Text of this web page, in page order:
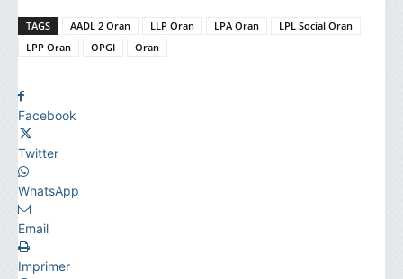
TAGS AADL 2 Oran LLP Oran LPA Oran
LPL Social Oran
LPP Oran
OPGI Oran
Facebook
Twitter
WhatsApp
Email
Imprimer